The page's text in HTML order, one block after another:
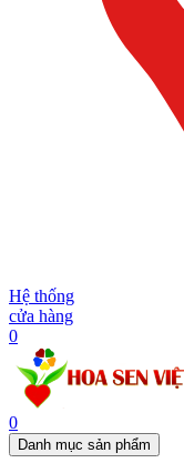
Hệ thống
cửa hàng
0
0
Danh mục sản phẩm